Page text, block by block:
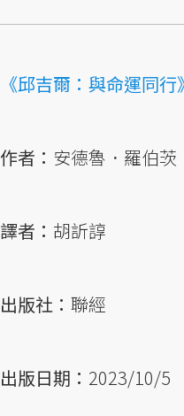
《邱吉爾：與命運同行
作者： 安德魯．羅伯茨
譯者： 胡訢諄
出版社： 聯經
出版日期： 2023/10/5